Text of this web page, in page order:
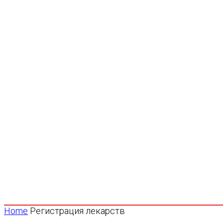
Home Регистрация лекарств